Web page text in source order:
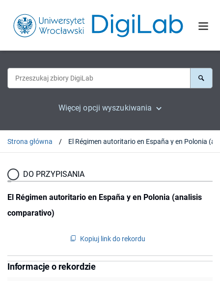
Więcej opcji wyszukiwania
Strona główna
DO PRZYPISANIA
El Régimen autoritario en España y en Polonia (analisis
comparativo)
Kopiuj link do rekordu
Informacje o rekordzie